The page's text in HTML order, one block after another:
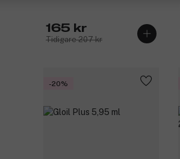
165 kr
Tidigare 207 kr
-20%